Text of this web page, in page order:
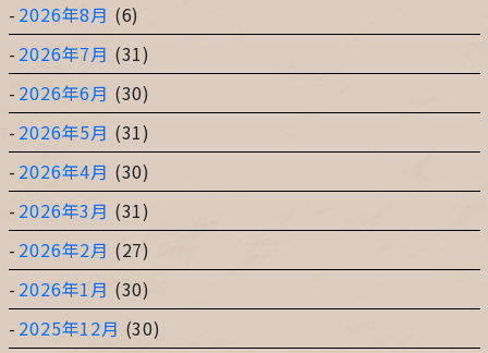
2026年8月 (6)
2026年7月 (31)
2026年6月 (30)
2026年5月 (31)
2026年4月 (30)
2026年3月 (31)
2026年2月 (27)
2026年1月 (30)
2025年12月 (30)